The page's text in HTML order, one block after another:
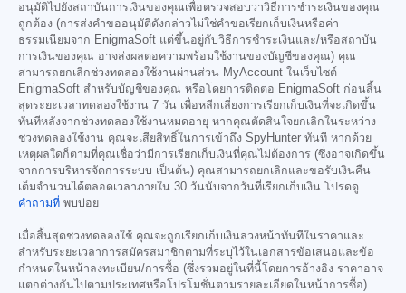
อนุมัติไปยังสถาบันการเงินของคุณเพื่อตรวจสอบว่าวิธีการชำระเงินของคุณ
ถูกต้อง (การส่งคำขออนุมัติดังกล่าวไม่ใช่คำขอเรียกเก็บเงินหรือค่า
ธรรมเนียมจาก EnigmaSoft แต่ขึ้นอยู่กับวิธีการชำระเงินและ/หรือสถาบัน
การเงินของคุณ อาจส่งผลต่อความพร้อมใช้งานของบัญชีของคุณ) คุณ
สามารถยกเลิกช่วงทดลองใช้งานผ่านส่วน MyAccount ในเว็บไซต์
EnigmaSoft สำหรับบัญชีของคุณ หรือโดยการติดต่อ EnigmaSoft ก่อนสิ้น
สุดระยะเวลาทดลองใช้งาน 7 วัน เพื่อหลีกเลี่ยงการเรียกเก็บเงินที่จะเกิดขึ้น
ทันทีหลังจากช่วงทดลองใช้งานหมดอายุ หากคุณตัดสินใจยกเลิกในระหว่าง
ช่วงทดลองใช้งาน คุณจะเสียสิทธิ์ในการเข้าถึง SpyHunter ทันที หากด้วย
เหตุผลใดก็ตามที่คุณเชื่อว่ามีการเรียกเก็บเงินที่คุณไม่ต้องการ (ซึ่งอาจเกิดขึ้น
จากการบริหารจัดการระบบ เป็นต้น) คุณสามารถยกเลิกและขอรับเงินคืน
เต็มจำนวนได้ตลอดเวลาภายใน 30 วันนับจากวันที่เรียกเก็บเงิน โปรดดู
คำถามที่ พบบ่อย
เมื่อสิ้นสุดช่วงทดลองใช้ คุณจะถูกเรียกเก็บเงินล่วงหน้าทันทีในราคาและ
สำหรับระยะเวลาการสมัครสมาชิกตามที่ระบุไว้ในเอกสารข้อเสนอและข้อ
กำหนดในหน้าลงทะเบียน/การซื้อ (ซึ่งรวมอยู่ในที่นี้โดยการอ้างอิง ราคาอาจ
แตกต่างกันไปตามประเทศหรือโปรโมชั่นตามรายละเอียดในหน้าการซื้อ)